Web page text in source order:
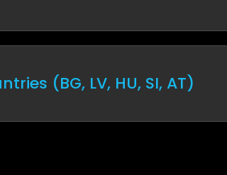
(BG, LV, HU, SI, AT)